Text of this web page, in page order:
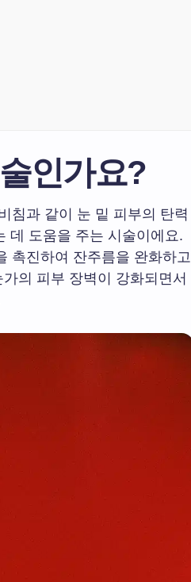
인가요?
침과 같이 눈 밑 피부의 탄력
데 도움을 주는 시술이에요.
촉진하여 잔주름을 완화하고
의 피부 장벽이 강화되면서